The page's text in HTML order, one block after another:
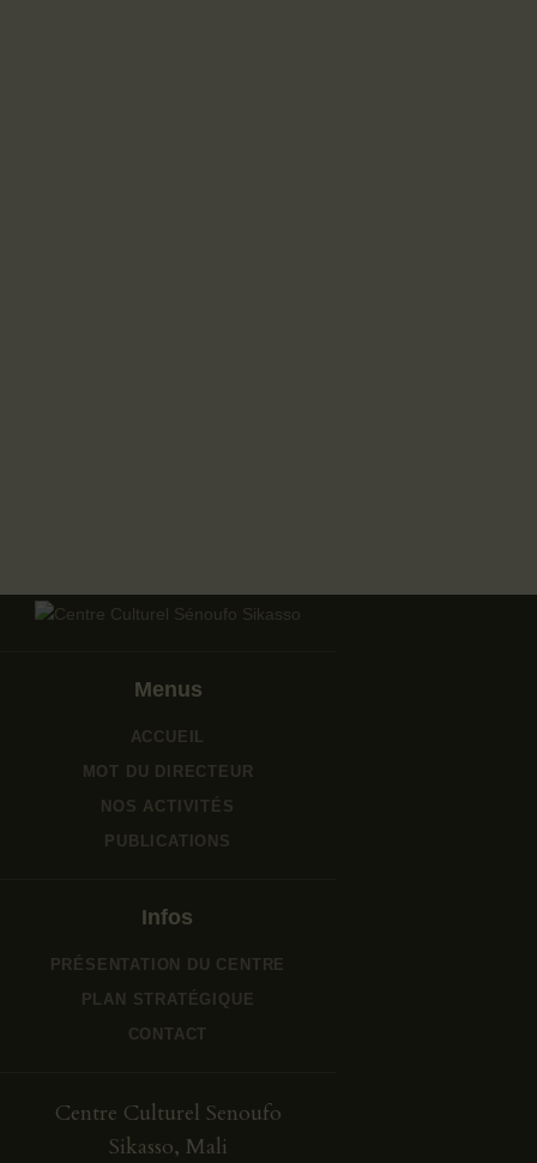
Menus
ACCUEIL
MOT DU DIRECTEUR
NOS ACTIVITÉS
PUBLICATIONS
Infos
PRÉSENTATION DU CENTRE
PLAN STRATÉGIQUE
CONTACT
Centre Culturel Senoufo
Sikasso, Mali